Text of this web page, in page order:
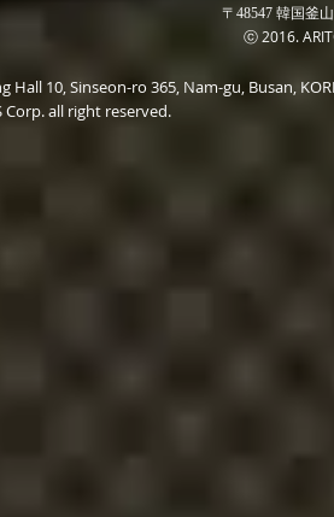
〒48547 韓国釜
ⓒ 2016.
Hall 10, Sinseon-ro 365, Nam-gu, Busan,
Corp. all right reserved.